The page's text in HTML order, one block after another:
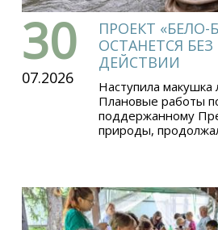
30
07.2026
ПРОЕКТ
ОСТАНЕТСЯ
ДЕЙСТВИИ
Наступила
Плановые работы
поддержанному
природы,